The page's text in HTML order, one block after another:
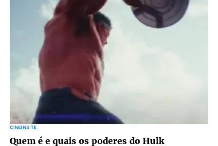
CINEINSITE
Quem é e quais os poderes do Hulk